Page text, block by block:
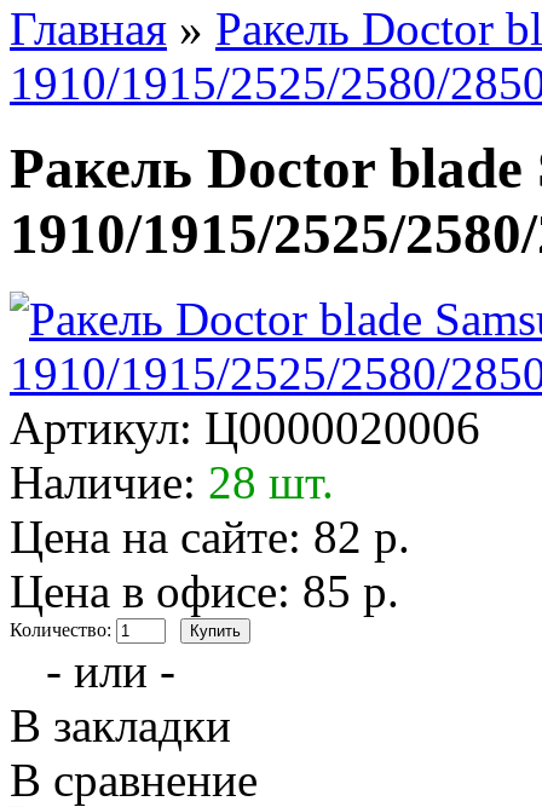
Главная » Ракель Doctor
1910/1915/2525/2580/
Ракель Doctor
1910/1915/2525/
Артикул: Ц0000020006
Наличие: 28 шт.
Цена на сайте: 82 р.
Цена в офисе: 85 р.
Количество:
- или -
В закладки
В сравнение